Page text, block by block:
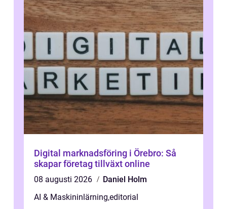
Digital marknadsföring i Örebro: Så
skapar företag tillväxt online
08 augusti 2026
Daniel Holm
AI & Maskininlärning,editorial